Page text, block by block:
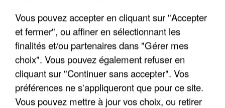
L’UN DES FONDATEURS SUPPOSÉS DE LA DZ
MAFIA INTERPELLÉ EN ALGÉRIE
Vous pouvez accepter en cliquant sur "Accepter
et fermer", ou affiner en sélectionnant les
finalités et/ou partenaires dans "Gérer mes
choix". Vous pouvez également refuser en
cliquant sur "Continuer sans accepter". Vos
préférences ne s'appliqueront que pour ce site.
Vous pouvez mettre à jour vos choix, ou retirer